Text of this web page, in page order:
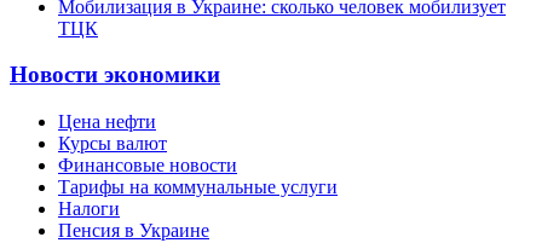
Мобилизация в Украине: сколько человек мобилизует
ТЦК
Новости экономики
Цена нефти
Курсы валют
Финансовые новости
Тарифы на коммунальные услуги
Налоги
Пенсия в Украине